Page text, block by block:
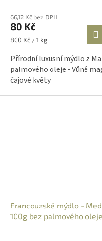
66,12 Kč bez DPH
80 Kč
Měrná
800 Kč / 1 kg
Přírodní luxusní mýdlo z
palmového oleje - Vůně
čajové květy
Francouzské mýdlo -
100g bez palmového oleje